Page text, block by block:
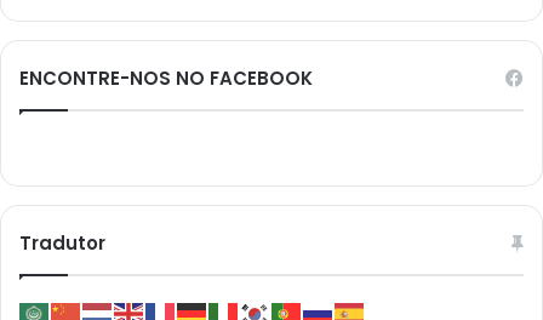
ENCONTRE-NOS NO FACEBOOK
Tradutor